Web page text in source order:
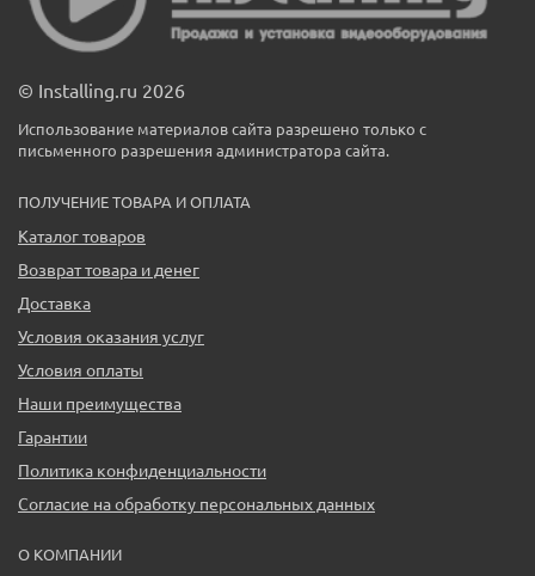
© Installing.ru 2026
Использование материалов сайта разрешено только с
письменного разрешения администратора сайта.
ПОЛУЧЕНИЕ ТОВАРА И ОПЛАТА
Каталог товаров
Возврат товара и денег
Доставка
Условия оказания услуг
Условия оплаты
Наши преимущества
Гарантии
Политика конфиденциальности
Согласие на обработку персональных данных
О КОМПАНИИ